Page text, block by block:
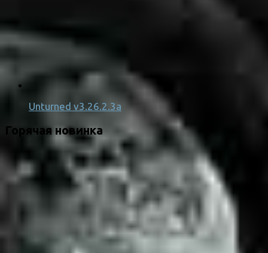
Unturned v3.26.2.3a
Горячая новинка